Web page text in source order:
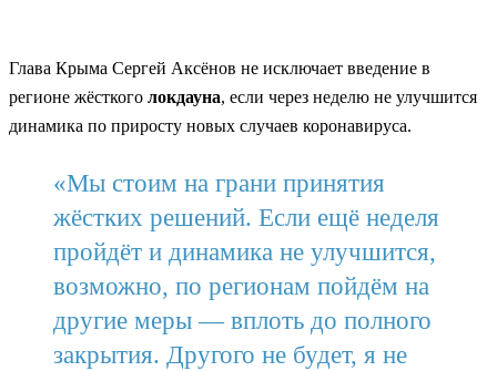
Глава Крыма Сергей Аксёнов не исключает введение в
регионе жёсткого локдауна, если через неделю не улучшится
динамика по приросту новых случаев коронавируса.
«Мы стоим на грани принятия
жёстких решений. Если ещё неделя
пройдёт и динамика не улучшится,
возможно, по регионам пойдём на
другие меры — вплоть до полного
закрытия. Другого не будет, я не